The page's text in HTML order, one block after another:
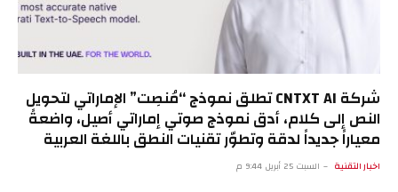
شركة CNTXT AI تطلق نموذج “مُنصِت” الإماراتي لتحويل
النص إلى كلام، أدق نموذج صوتي إماراتي أصيل، واضعةً
معياراً جديداً لدقة وتطوّر تقنيات النطق باللغة العربية
اخبار التقنية السبت 25 أبريل 9:44 م